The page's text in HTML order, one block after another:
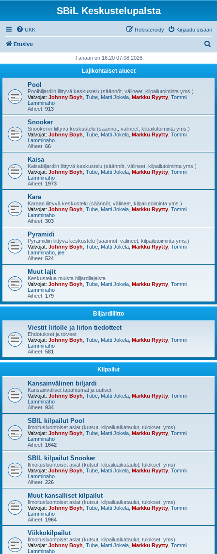
SBiL Keskustelupalsta
UKK Kirjaudu sisään
Rekisteröidy
Etusivu
i
Tänään on 16:20 07.08.2026
Lajikohtaiset alueet
Pool
Poolbiljardiin liittyvä keskustelu (säännöt, välineet, kilpailutoiminta yms.)
Valvojat: Johnny Boyh Tube Matti Jokela Markku Ryytty Tommi
Lamminaho
Aiheet: 913
Snooker
Snookeriin liittyvä keskustelu (säännöt, välineet, kilpailutoiminta yms.)
Valvojat: Johnny Boyh Tube Matti Jokela Markku Ryytty Tommi
Lamminaho
Aiheet: 66
Kaisa
Kaisabiljardiin liittyvä keskustelu (säännöt, välineet, kilpailutoiminta yms.)
Valvojat: Johnny Boyh Tube Matti Jokela Markku Ryytty Tommi
Lamminaho
Aiheet: 1973
Kara
Karaan liittyvä keskustelu (säännöt, välineet, kilpailutoiminta yms.)
Valvojat: Johnny Boyh Tube Matti Jokela Markku Ryytty Tommi
Lamminaho
Aiheet: 303
Pyramidi
Pyramidiin liittyvä keskustelu (säännöt, välineet, kilpailutoiminta yms.)
Valvojat: Johnny Boyh Tube Matti Jokela Markku Ryytty Tommi
Lamminaho jee
Aiheet: 524
Muut lajit
Keskustelua muista biljardilajeista
Valvojat: Johnny Boyh Tube Matti Jokela Markku Ryytty Tommi
Lamminaho
Aiheet: 179
Biljardiliitto
Viestit liitolle ja liiton tiedotteet
Ehdotukset ja toiveet
Valvojat: Johnny Boyh Tube Matti Jokela Markku Ryytty Tommi
Lamminaho
Aiheet: 581
Kilpailut
Kansainvälinen biljardi
Kansainväliset tapahtumat ja uutiset
Valvojat: Johnny Boyh Tube Matti Jokela Markku Ryytty Tommi
Lamminaho
Aiheet: 934
SBIL kilpailut Pool
Ilmoitusluontoiset asiat (kutsut, kilpailuaikataulut, tulokset, yms)
Valvojat: Johnny Boyh Tube Matti Jokela Markku Ryytty Tommi
Lamminaho
Aiheet: 1642
SBIL kilpailut Snooker
Ilmoitusluontoiset asiat (kutsut, kilpailuaikataulut, tulokset, yms)
Valvojat: Johnny Boyh Tube Matti Jokela Markku Ryytty Tommi
Lamminaho
Aiheet: 226
Muut kansalliset kilpailut
Ilmoitusluontoiset asiat (kutsut, kilpailuaikataulut, tulokset, yms)
Valvojat: Johnny Boyh Tube Matti Jokela Markku Ryytty Tommi
Lamminaho
Aiheet: 1964
Viikkokilpailut
Ilmoitusluontoiset asiat (kutsut, kilpailuaikataulut, tulokset, yms)
Valvojat: Johnny Boyh Tube Matti Jokela Markku Ryytty Tommi
Lamminaho